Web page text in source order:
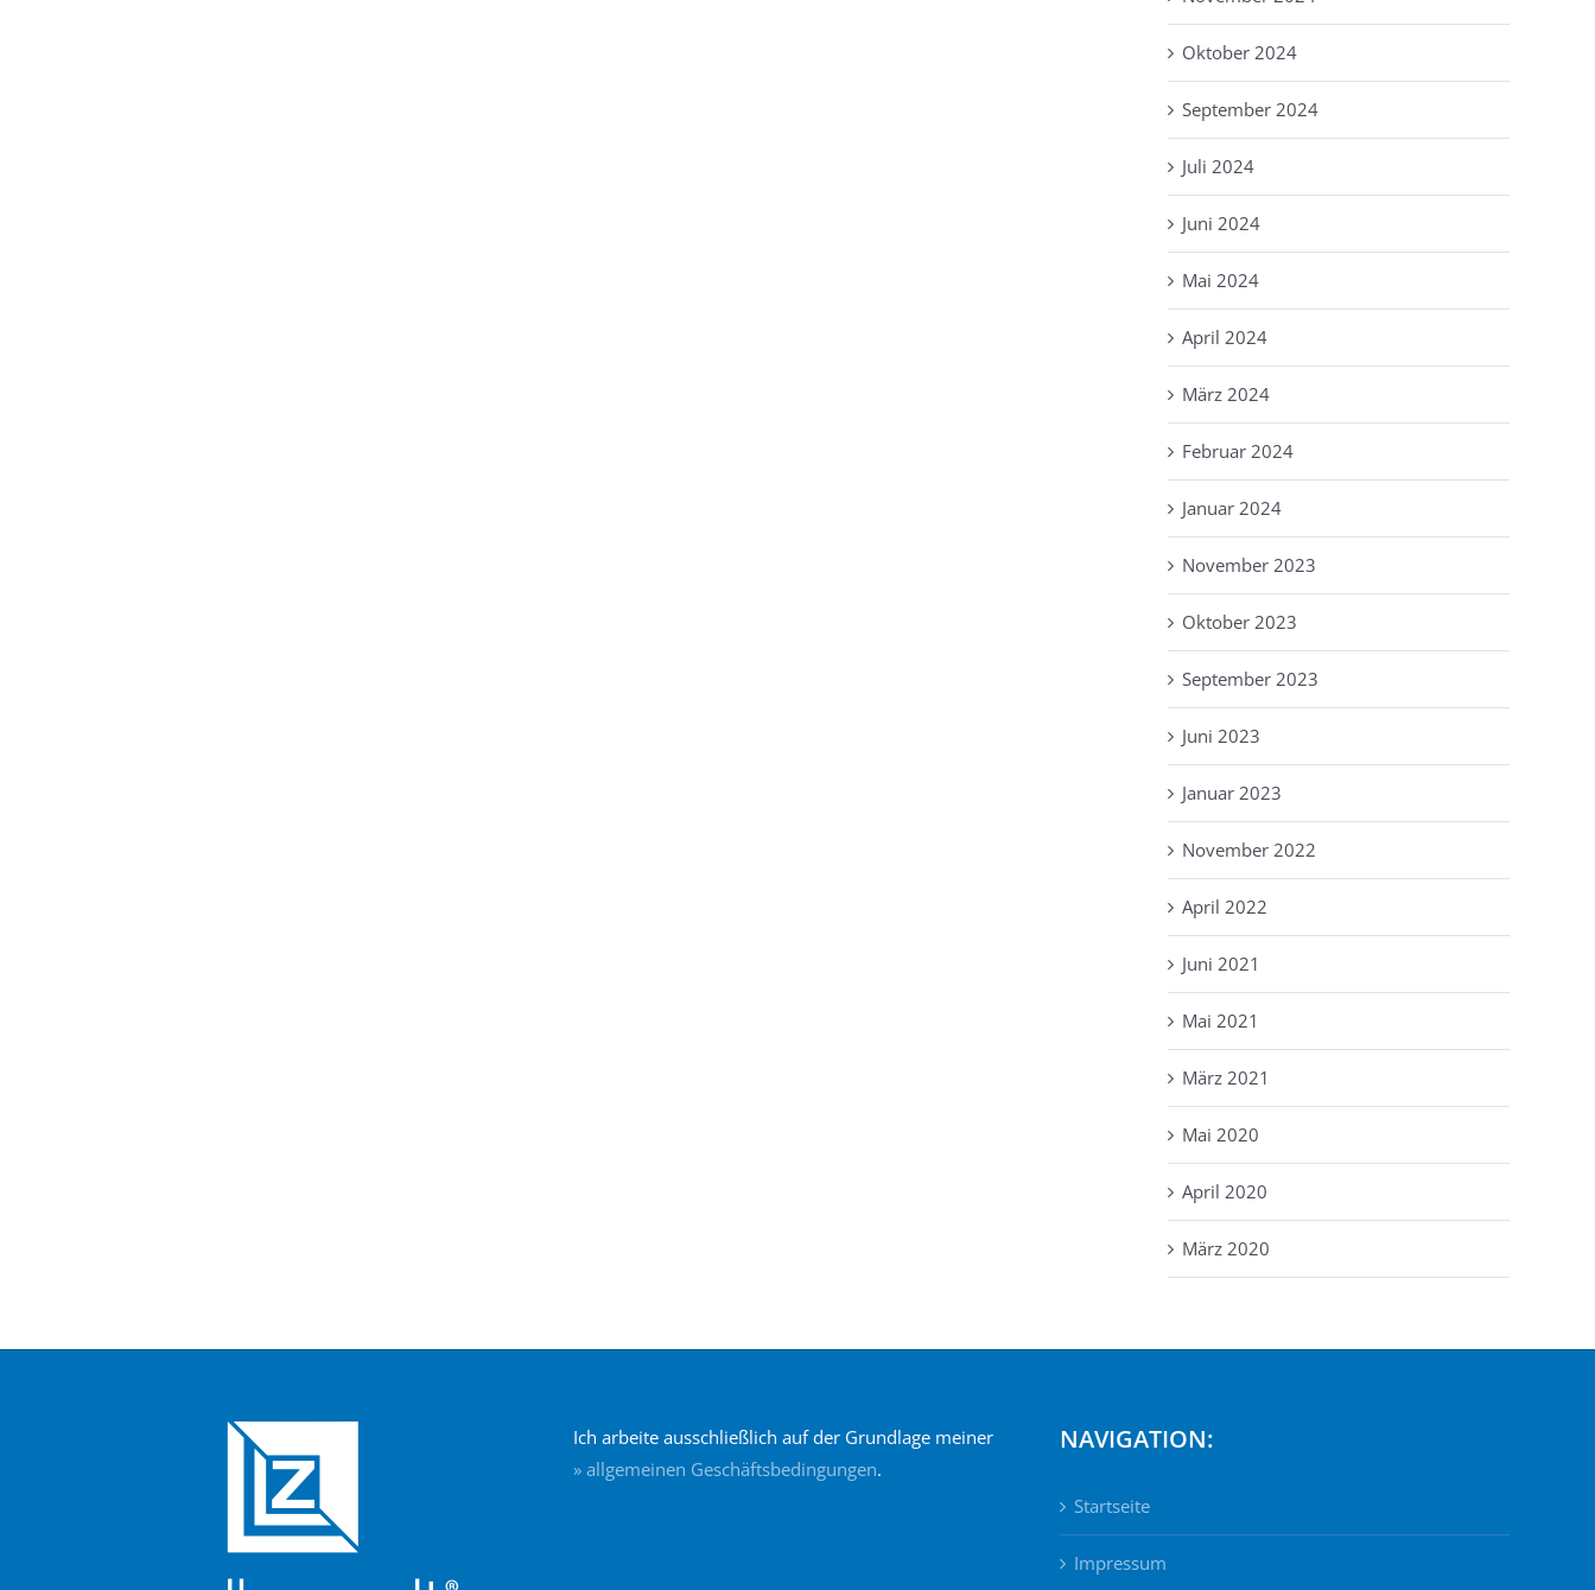
Oktober 2024
September 2024
Juli 2024
Juni 2024
Mai 2024
April 2024
März 2024
Februar 2024
Januar 2024
November 2023
Oktober 2023
September 2023
Juni 2023
Januar 2023
November 2022
April 2022
Juni 2021
Mai 2021
März 2021
Mai 2020
April 2020
März 2020
Ich arbeite ausschließlich auf der Grundlage meiner
» allgemeinen Geschäftsbedingungen.
NAVIGATION:
Startseite
Impressum